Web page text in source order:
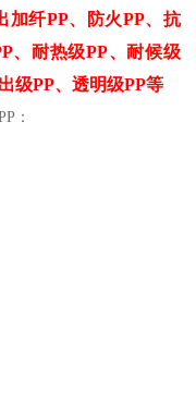
加纤PP、防火PP、抗
、耐热级PP、耐候级
级PP、透明级PP等
：